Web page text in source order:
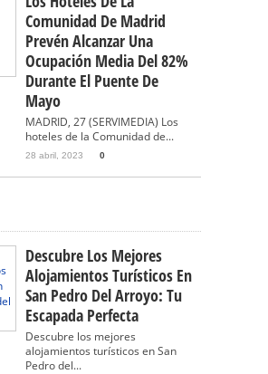
Comunidad De Madrid
Prevén Alcanzar Una
Ocupación Media Del 82%
Durante El Puente De
Mayo
MADRID, 27 (SERVIMEDIA) Los
hoteles de la Comunidad de...
28 abril, 2023 0
Descubre Los Mejores
Alojamientos Turísticos En
San Pedro Del Arroyo: Tu
Escapada Perfecta
Descubre los mejores
alojamientos turísticos en San
Pedro del...